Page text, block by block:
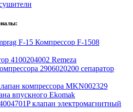
Компрессор F-1508
4100204002 Remeza
2906020200 сепаратор
MKN002329
впускного Ekomak
клапан электромагнитный